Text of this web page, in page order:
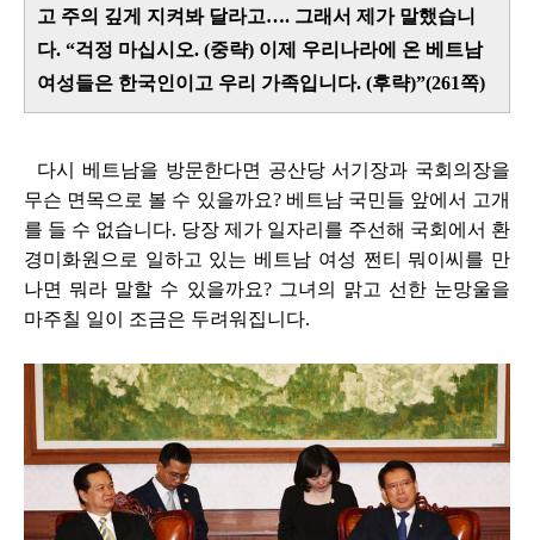
고 주의 깊게 지켜봐 달라고…. 그래서 제가 말했습니
다. “걱정 마십시오. (중략) 이제 우리나라에 온 베트남
여성들은 한국인이고 우리 가족입니다. (후략)”(261쪽)
다시 베트남을 방문한다면 공산당 서기장과 국회의장을
무슨 면목으로 볼 수 있을까요? 베트남 국민들 앞에서 고개
를 들 수 없습니다. 당장 제가 일자리를 주선해 국회에서 환
경미화원으로 일하고 있는 베트남 여성 쩐티 뭐이씨를 만
나면 뭐라 말할 수 있을까요? 그녀의 맑고 선한 눈망울을
마주칠 일이 조금은 두려워집니다.